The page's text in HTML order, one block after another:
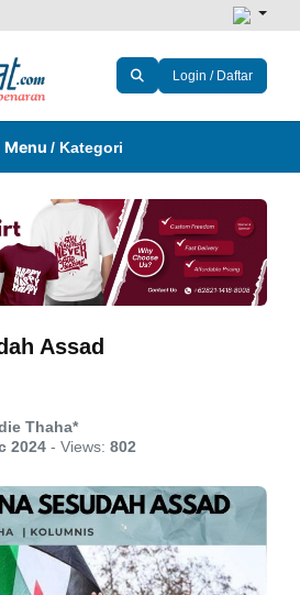
Login / Daftar
/ Kategori
Assad
Thaha*
2024 - Views: 802